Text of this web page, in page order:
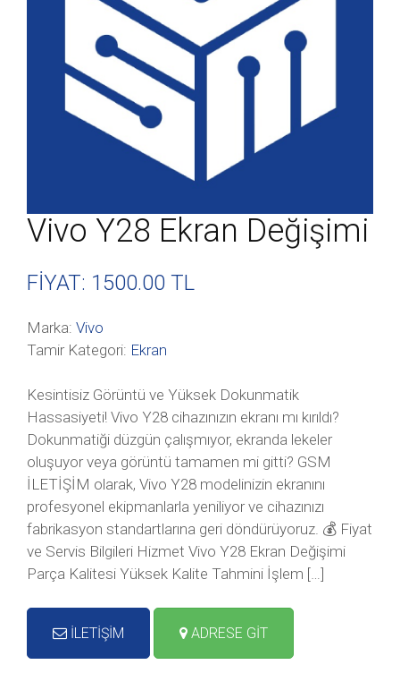
Vivo Y28 Ekran Değişimi
FİYAT: 1500.00 TL
Marka: Vivo
Tamir Kategori: Ekran
Kesintisiz Görüntü ve Yüksek Dokunmatik
Hassasiyeti! Vivo Y28 cihazınızın ekranı mı kırıldı?
Dokunmatiği düzgün çalışmıyor, ekranda lekeler
oluşuyor veya görüntü tamamen mi gitti? GSM
İLETİŞİM olarak, Vivo Y28 modelinizin ekranını
profesyonel ekipmanlarla yeniliyor ve cihazınızı
fabrikasyon standartlarına geri döndürüyoruz. 💰 Fiyat
ve Servis Bilgileri Hizmet Vivo Y28 Ekran Değişimi
Parça Kalitesi Yüksek Kalite Tahmini İşlem […]
İLETİŞİM ADRESE GİT